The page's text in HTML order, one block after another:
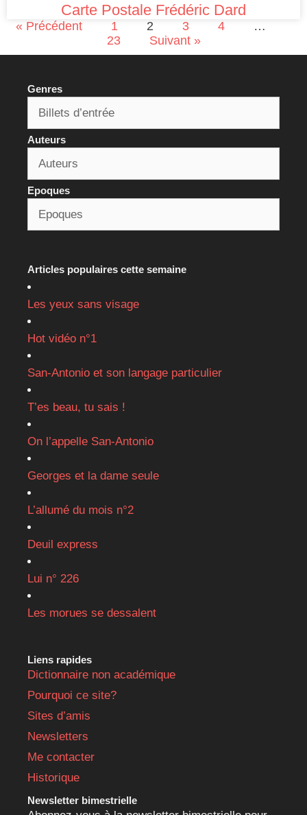
Carte Postale Frédéric Dard
« Précédent 1 2 3 4
…
23
Suivant »
Genres
Auteurs
Epoques
Articles populaires cette semaine
Les yeux sans visage
Hot vidéo n°1
San-Antonio et son langage particulier
T’es beau, tu sais !
On l’appelle San-Antonio
Georges et la dame seule
L’allumé du mois n°2
Deuil express
Lui n° 226
Les morues se dessalent
Liens rapides
Dictionnaire non académique
Pourquoi ce site?
Sites d’amis
Newsletters
Me contacter
Historique
Newsletter bimestrielle